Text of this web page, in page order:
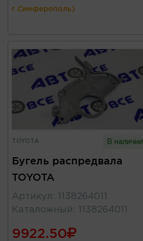
г.Симферополь)
TOYOTA В наличии
Бугель распредвала
TOYOTA
Артикул :
1138264011
Каталожный : 1138264011
9922.50